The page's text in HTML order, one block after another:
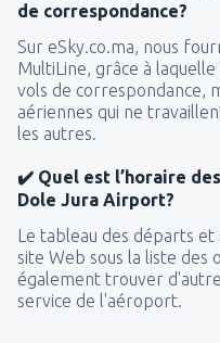
de correspondance?
Sur eSky.co.ma, nous
MultiLine, grâce à
vols de correspondance,
aériennes qui ne
les autres.
✔️ Quel est l’horaire
Dole Jura Airport?
Le tableau des départs
site Web sous la liste des
également trouver
service de l'aéroport.